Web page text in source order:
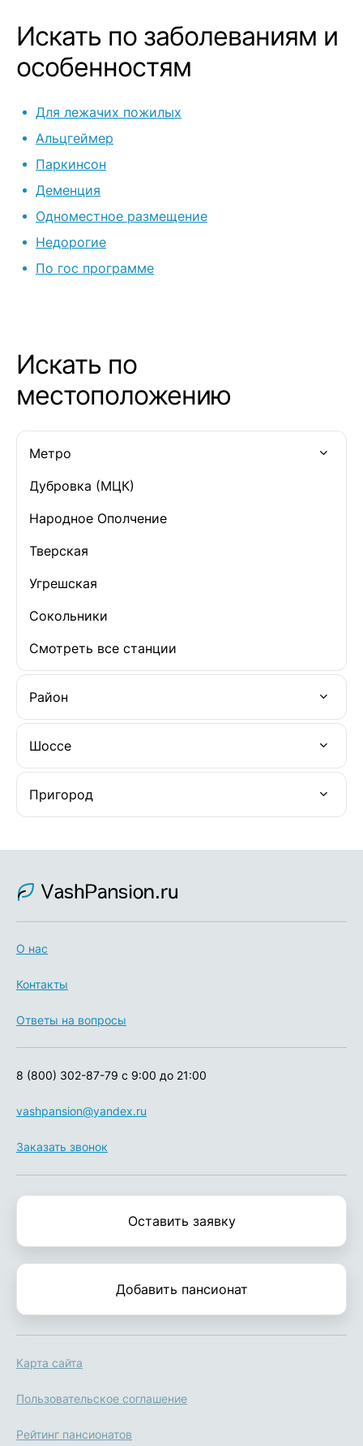
Искать по заболеваниям и
особенностям
Для лежачих пожилых
Альцгеймер
Паркинсон
Деменция
Одноместное размещение
Недорогие
По гос программе
Искать по
местоположению
Метро
Дубровка (МЦК)
Народное Ополчение
Тверская
Угрешская
Сокольники
Смотреть все станции
Район
Шоссе
Пригород
О нас
Контакты
Ответы на вопросы
vashpansion@yandex.ru
8 (800) 302-87-79 с 9:00 до 21:00
Заказать звонок
Оставить заявку
Добавить пансионат
Карта сайта
Пользовательское соглашение
Рейтинг пансионатов